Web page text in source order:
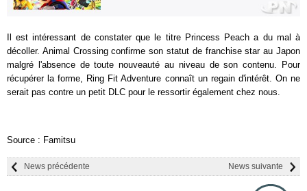
Il est intéressant de constater que le titre Princess Peach a du mal à
décoller. Animal Crossing confirme son statut de franchise star au Japon
malgré l'absence de toute nouveauté au niveau de son contenu. Pour
récupérer la forme, Ring Fit Adventure connaît un regain d'intérêt. On ne
serait pas contre un petit DLC pour le ressortir également chez nous.
Source : Famitsu
News suivante
News précédente